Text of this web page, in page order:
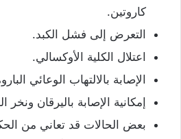
كاروتين.
التعرض إلى فشل الكبد.
اعتلال الكلية الأوكسالي.
الإصابة بالالتهاب الوعائي
إمكانية الإصابة باليرقان ونخر
بعض الحالات قد تعاني من